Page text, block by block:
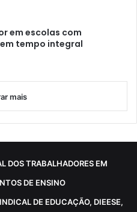
em escolas com
tempo integral
mais
DOS TRABALHADORES EM
DE ENSINO
DE EDUCAÇÃO, DIEESE,